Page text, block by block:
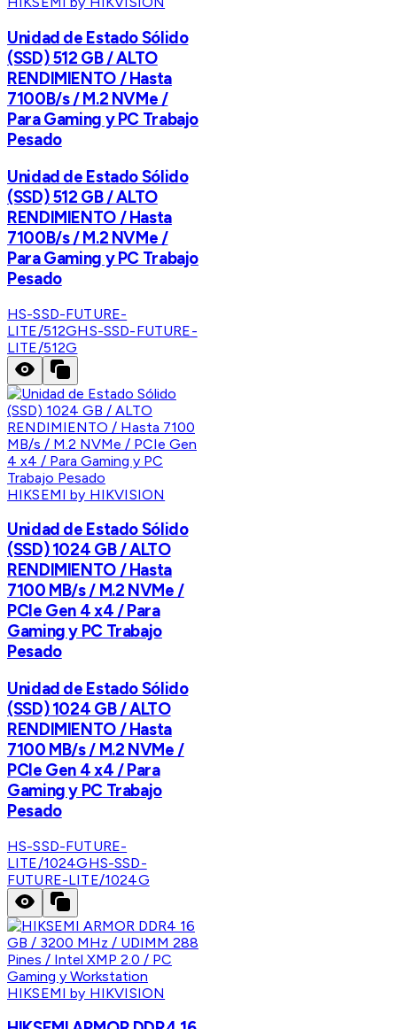
Unidad de Estado Sólido
(SSD) 512 GB / ALTO
RENDIMIENTO / Hasta
7100B/s / M.2 NVMe /
Para Gaming y PC Trabajo
Pesado
Unidad de Estado Sólido
(SSD) 512 GB / ALTO
RENDIMIENTO / Hasta
7100B/s / M.2 NVMe /
Para Gaming y PC Trabajo
Pesado
HS-SSD-FUTURE-
LITE/512GHS-SSD-FUTURE-
LITE/512G
HIKSEMI by HIKVISION
Unidad de Estado Sólido
(SSD) 1024 GB / ALTO
RENDIMIENTO / Hasta
7100 MB/s / M.2 NVMe /
PCIe Gen 4 x4 / Para
Gaming y PC Trabajo
Pesado
Unidad de Estado Sólido
(SSD) 1024 GB / ALTO
RENDIMIENTO / Hasta
7100 MB/s / M.2 NVMe /
PCIe Gen 4 x4 / Para
Gaming y PC Trabajo
Pesado
HS-SSD-FUTURE-
LITE/1024GHS-SSD-
FUTURE-LITE/1024G
HIKSEMI by HIKVISION